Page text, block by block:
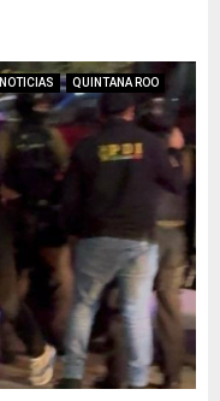
NOTICIAS QUINTANA ROO